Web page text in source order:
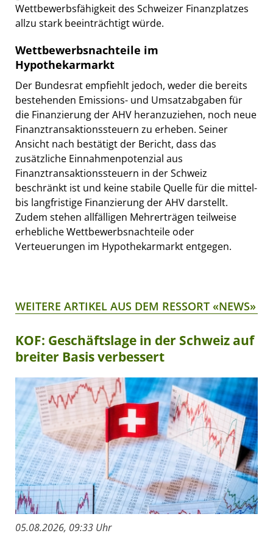
Wettbewerbsfähigkeit des Schweizer Finanzplatzes
allzu stark beeinträchtigt würde.
Wettbewerbsnachteile im
Hypothekarmarkt
Der Bundesrat empfiehlt jedoch, weder die bereits
bestehenden Emissions- und Umsatzabgaben für
die Finanzierung der AHV heranzuziehen, noch neue
Finanztransaktionssteuern zu erheben. Seiner
Ansicht nach bestätigt der Bericht, dass das
zusätzliche Einnahmenpotenzial aus
Finanztransaktionssteuern in der Schweiz
beschränkt ist und keine stabile Quelle für die mittel-
bis langfristige Finanzierung der AHV darstellt.
Zudem stehen allfälligen Mehrerträgen teilweise
erhebliche Wettbewerbsnachteile oder
Verteuerungen im Hypothekarmarkt entgegen.
WEITERE ARTIKEL AUS DEM RESSORT «NEWS»
KOF: Geschäftslage in der Schweiz auf
breiter Basis verbessert
05.08.2026, 09:33 Uhr